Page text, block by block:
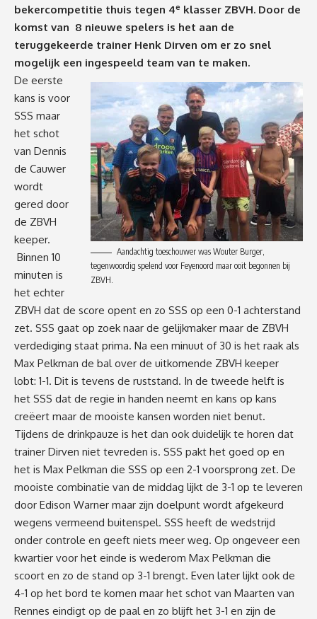
bekercompetitie thuis tegen 4e klasser ZBVH. Door de
komst van 8 nieuwe spelers is het aan de
teruggekeerde trainer Henk Dirven om er zo snel
mogelijk een ingespeeld team van te maken.
Aandachtig toeschouwer was Wouter Burger,
tegenwoordig spelend voor Feyenoord maar ooit begonnen bij
ZBVH.
De eerste
kans is voor
SSS maar
het schot
van Dennis
de Cauwer
wordt
gered door
de ZBVH
keeper.
Binnen 10
minuten is
het echter
ZBVH dat de score opent en zo SSS op een 0-1 achterstand
zet. SSS gaat op zoek naar de gelijkmaker maar de ZBVH
verdediging staat prima. Na een minuut of 30 is het raak als
Max Pelkman de bal over de uitkomende ZBVH keeper
lobt: 1-1. Dit is tevens de ruststand. In de tweede helft is
het SSS dat de regie in handen neemt en kans op kans
creëert maar de mooiste kansen worden niet benut.
Tijdens de drinkpauze is het dan ook duidelijk te horen dat
trainer Dirven niet tevreden is. SSS pakt het goed op en
het is Max Pelkman die SSS op een 2-1 voorsprong zet. De
mooiste combinatie van de middag lijkt de 3-1 op te leveren
door Edison Warner maar zijn doelpunt wordt afgekeurd
wegens vermeend buitenspel. SSS heeft de wedstrijd
onder controle en geeft niets meer weg. Op ongeveer een
kwartier voor het einde is wederom Max Pelkman die
scoort en zo de stand op 3-1 brengt. Even later lijkt ook de
4-1 op het bord te komen maar het schot van Maarten van
Rennes eindigt op de paal en zo blijft het 3-1 en zijn de